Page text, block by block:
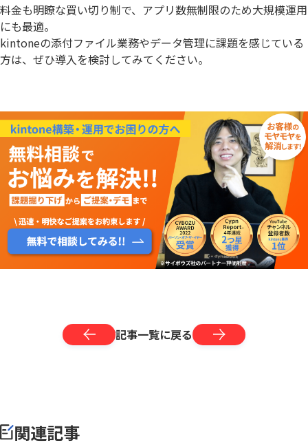
料金も明瞭な買い切り制で、アプリ数無制限のため大規模運用
にも最適。
kintoneの添付ファイル業務やデータ管理に課題を感じている
方は、ぜひ導入を検討してみてください。
記事一覧に戻る
関連記事